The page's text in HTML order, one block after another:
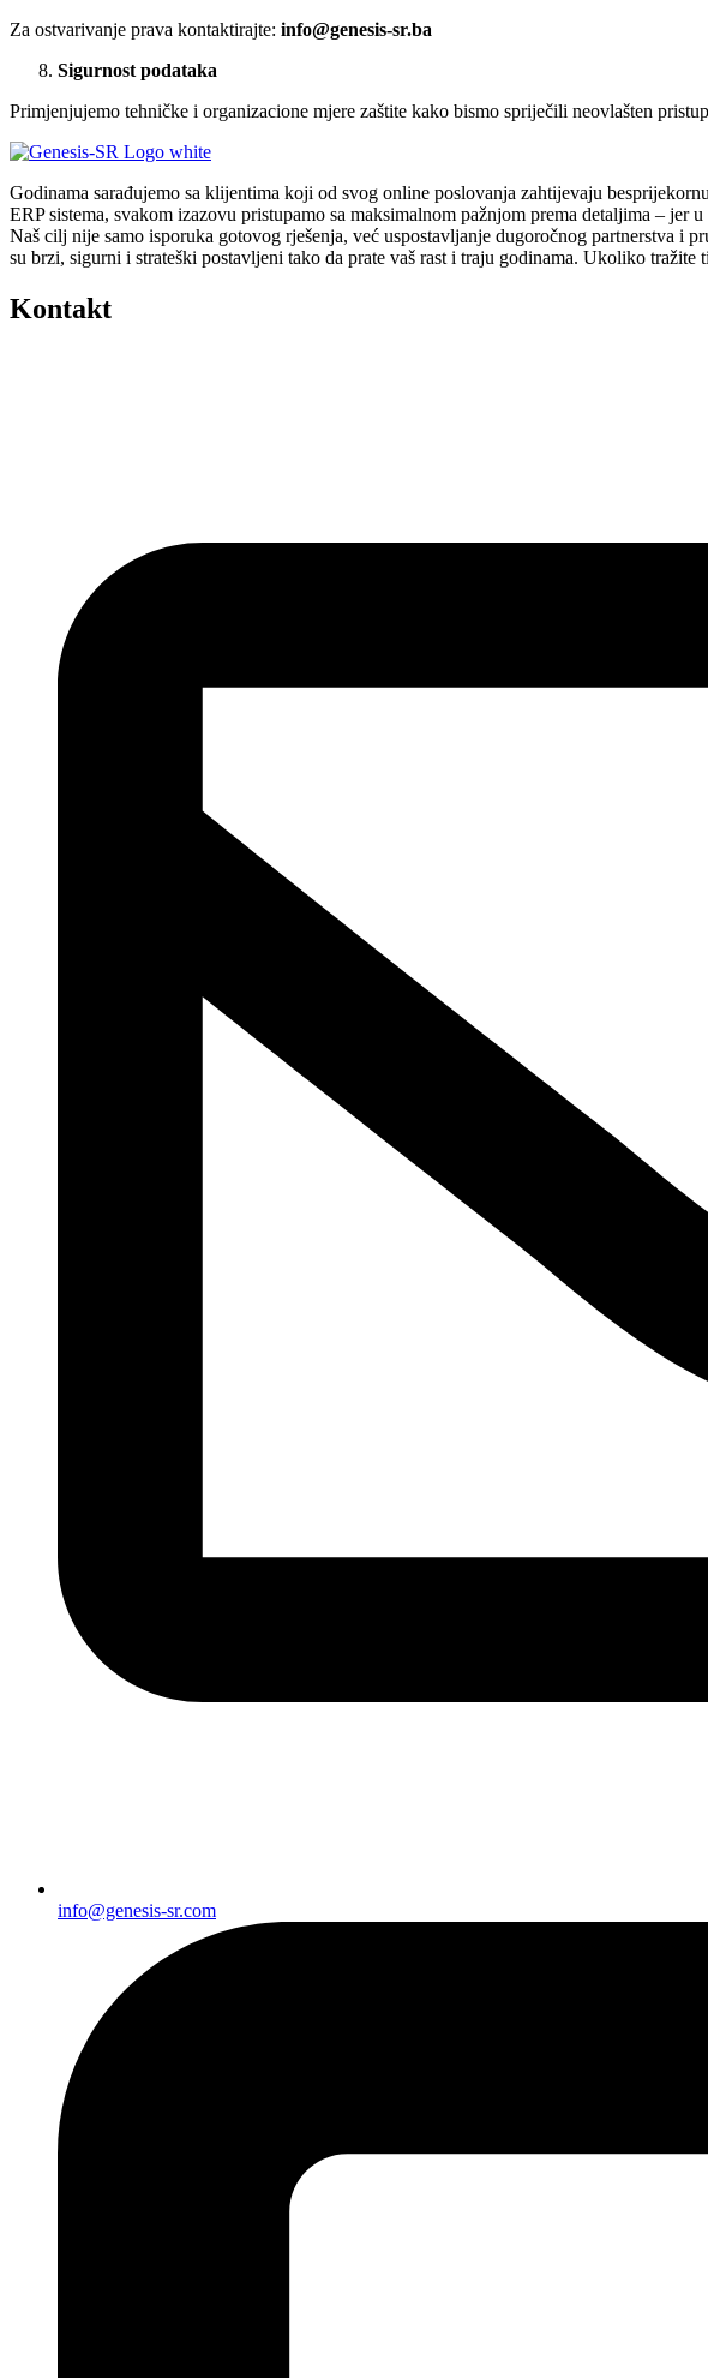
Za ostvarivanje prava kontaktirajte: info@genesis-sr.ba
Sigurnost podataka
Primjenjujemo tehničke i organizacione mjere zaštite kako bismo spriječili neovlašten
Godinama sarađujemo sa klijentima koji od svog online poslovanja zahtijevaju
ERP sistema, svakom izazovu pristupamo sa maksimalnom pažnjom prema detaljima – jer
Naš cilj nije samo isporuka gotovog rješenja, već uspostavljanje dugoročnog partnerstva i
su brzi, sigurni i strateški postavljeni tako da prate vaš rast i traju godinama. Ukoliko
Kontakt
info@genesis-sr.com